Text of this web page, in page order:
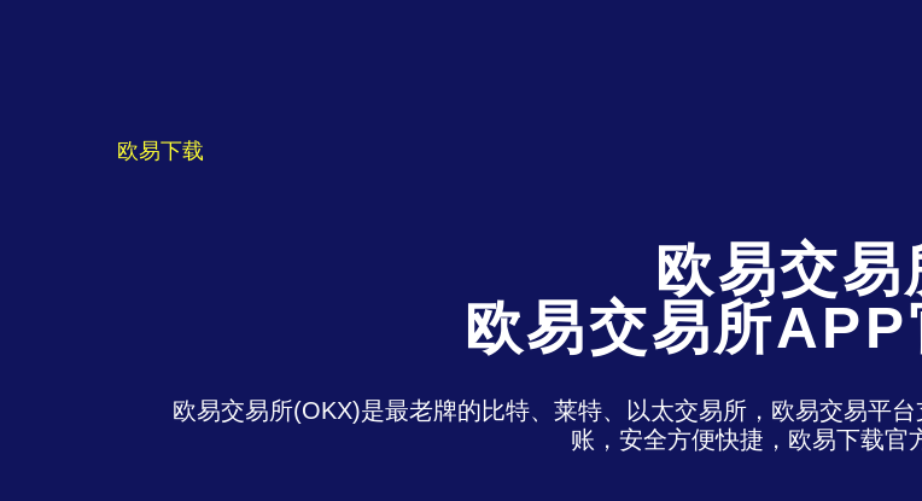
欧易下载
欧易交易
欧易交易所
欧易交易所(OKX)是最老牌的比特、莱特、以太交易所，欧易交易平
账，安全方便快捷，欧易下载官